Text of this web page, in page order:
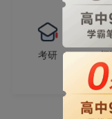
考研 阅